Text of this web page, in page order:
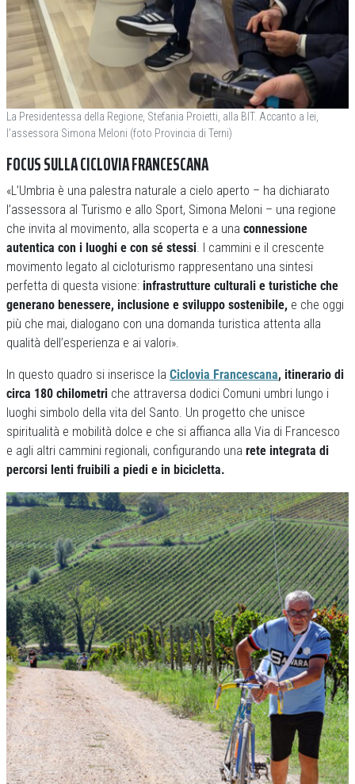
La Presidentessa della Regione, Stefania Proietti, alla BIT. Accanto a lei,
l’assessora Simona Meloni (foto Provincia di Terni)
FOCUS SULLA CICLOVIA FRANCESCANA
«L’Umbria è una palestra naturale a cielo aperto – ha dichiarato
l’assessora al Turismo e allo Sport, Simona Meloni – una regione
che invita al movimento, alla scoperta e a una connessione
autentica con i luoghi e con sé stessi. I cammini e il crescente
movimento legato al cicloturismo rappresentano una sintesi
perfetta di questa visione: infrastrutture culturali e turistiche che
generano benessere, inclusione e sviluppo sostenibile, e che oggi
più che mai, dialogano con una domanda turistica attenta alla
qualità dell’esperienza e ai valori».
In questo quadro si inserisce la Ciclovia Francescana, itinerario di
circa 180 chilometri che attraversa dodici Comuni umbri lungo i
luoghi simbolo della vita del Santo. Un progetto che unisce
spiritualità e mobilità dolce e che si affianca alla Via di Francesco
e agli altri cammini regionali, configurando una rete integrata di
percorsi lenti fruibili a piedi e in bicicletta.